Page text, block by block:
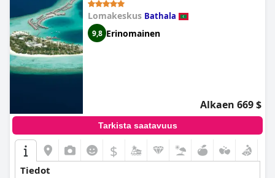
Lomakeskus Bathala
9,8 Erinomainen
Alkaen 669 $
Tarkista saatavuus
$
Tiedot